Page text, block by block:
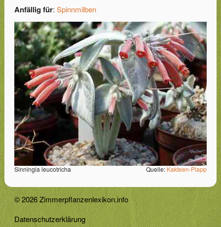
Anfällig für: Spinnmilben
Sinningia leucotricha Quelle: Kakteen-Plapp
© 2026 Zimmerpflanzenlexikon.info
Datenschutzerklärung